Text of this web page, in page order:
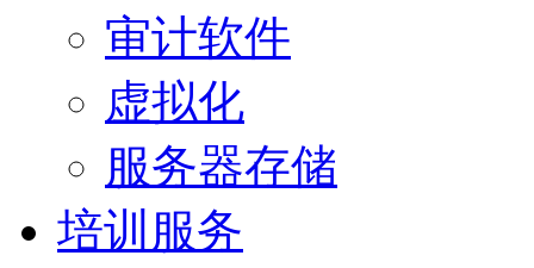
审计软件
虚拟化
服务器存储
培训服务